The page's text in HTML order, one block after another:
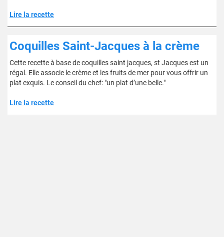
Lire la recette
Coquilles Saint-Jacques à la crème
Cette recette à base de coquilles saint jacques, st Jacques est un
régal. Elle associe le crème et les fruits de mer pour vous offrir un
plat exquis. Le conseil du chef: "un plat d’une belle."
Lire la recette